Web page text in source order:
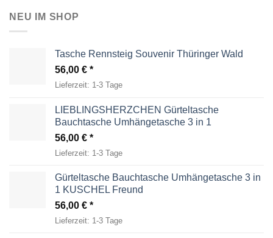
NEU IM SHOP
Tasche Rennsteig Souvenir Thüringer Wald
56,00 €
Lieferzeit: 1-3 Tage
LIEBLINGSHERZCHEN Gürteltasche
Bauchtasche Umhängetasche 3 in 1
56,00 €
Lieferzeit: 1-3 Tage
Gürteltasche Bauchtasche Umhängetasche 3 in
1 KUSCHEL Freund
56,00 €
Lieferzeit: 1-3 Tage